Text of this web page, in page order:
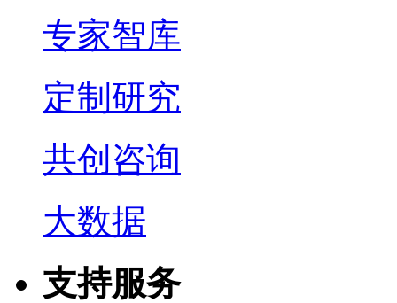
专家智库
定制研究
共创咨询
大数据
支持服务